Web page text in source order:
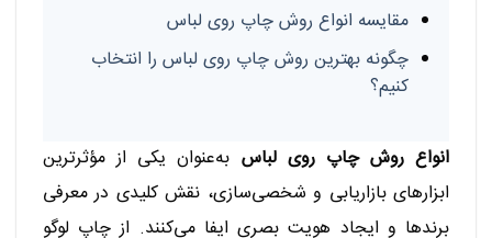
مقایسه انواع روش چاپ روی لباس
چگونه بهترین روش چاپ روی لباس را انتخاب
کنیم؟
انواع روش چاپ روی لباس به‌عنوان یکی از مؤثرترین
ابزارهای بازاریابی و شخصی‌سازی، نقش کلیدی در معرفی
برندها و ایجاد هویت بصری ایفا می‌کنند. از چاپ لوگو